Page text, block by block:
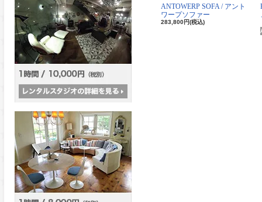
ANTOWERP SOFA / アント
ワープソファー
283,800円(税込)